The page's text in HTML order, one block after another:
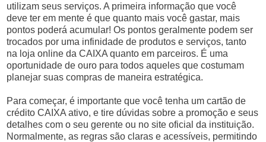
utilizam seus serviços. A primeira informação que você
deve ter em mente é que quanto mais você gastar, mais
pontos poderá acumular! Os pontos geralmente podem ser
trocados por uma infinidade de produtos e serviços, tanto
na loja online da CAIXA quanto em parceiros. É uma
oportunidade de ouro para todos aqueles que costumam
planejar suas compras de maneira estratégica.
Para começar, é importante que você tenha um cartão de
crédito CAIXA ativo, e tire dúvidas sobre a promoção e seus
detalhes com o seu gerente ou no site oficial da instituição.
Normalmente, as regras são claras e acessíveis, permitindo